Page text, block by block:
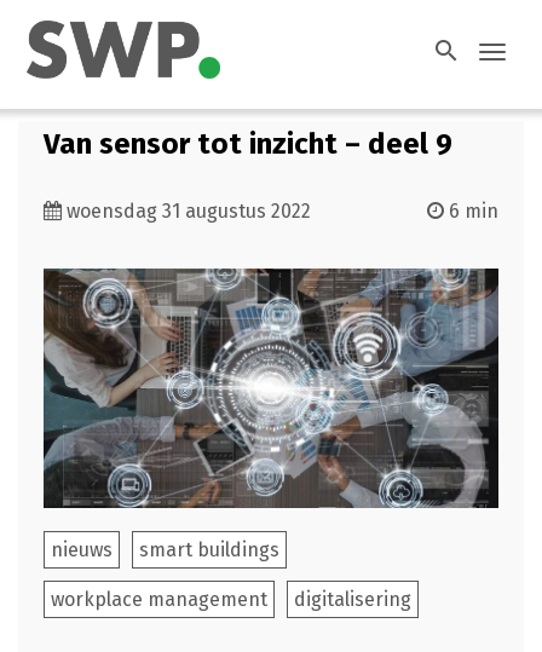
search
Van sensor tot inzicht – deel 9
woensdag 31 augustus 2022 6 min
nieuws smart buildings
workplace management digitalisering